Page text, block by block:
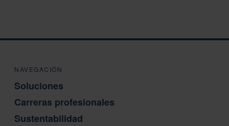
NAVEGACIÓN
Soluciones
Carreras profesionales
Sustentabilidad